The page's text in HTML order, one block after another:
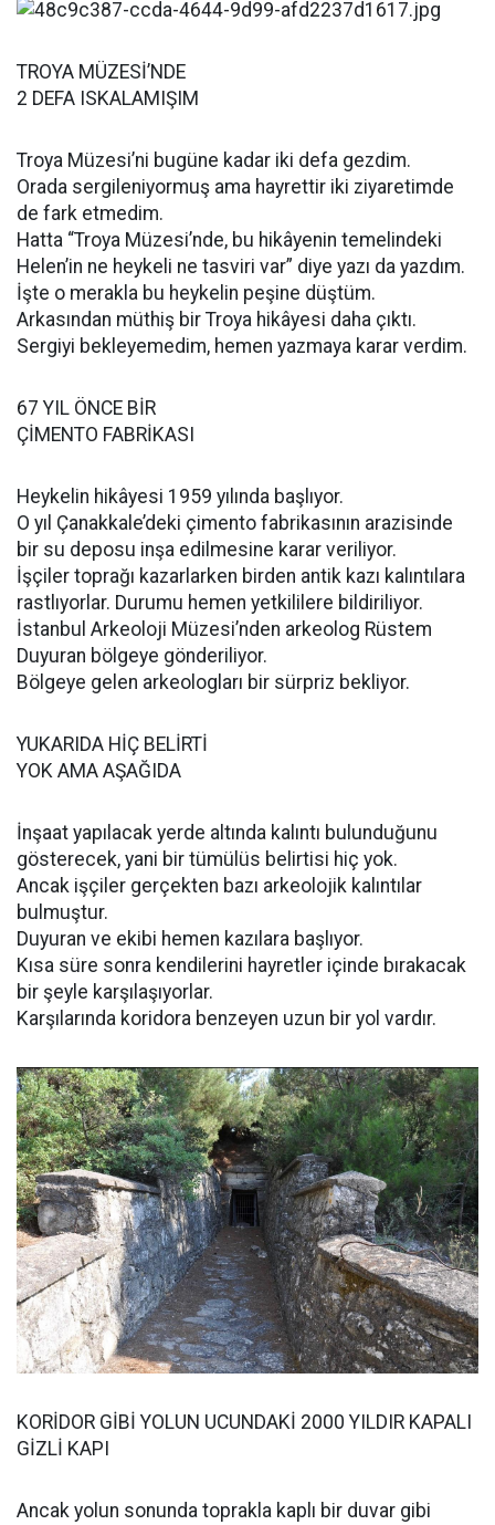
TROYA MÜZESİ’NDE
2 DEFA ISKALAMIŞIM
Troya Müzesi’ni bugüne kadar iki defa gezdim.
Orada sergileniyormuş ama hayrettir iki ziyaretimde
de fark etmedim.
Hatta “Troya Müzesi’nde, bu hikâyenin temelindeki
Helen’in ne heykeli ne tasviri var” diye yazı da yazdım.
İşte o merakla bu heykelin peşine düştüm.
Arkasından müthiş bir Troya hikâyesi daha çıktı.
Sergiyi bekleyemedim, hemen yazmaya karar verdim.
67 YIL ÖNCE BİR
ÇİMENTO FABRİKASI
Heykelin hikâyesi 1959 yılında başlıyor.
O yıl Çanakkale’deki çimento fabrikasının arazisinde
bir su deposu inşa edilmesine karar veriliyor.
İşçiler toprağı kazarlarken birden antik kazı kalıntılara
rastlıyorlar. Durumu hemen yetkililere bildiriliyor.
İstanbul Arkeoloji Müzesi’nden arkeolog Rüstem
Duyuran bölgeye gönderiliyor.
Bölgeye gelen arkeologları bir sürpriz bekliyor.
YUKARIDA HİÇ BELİRTİ
YOK AMA AŞAĞIDA
İnşaat yapılacak yerde altında kalıntı bulunduğunu
gösterecek, yani bir tümülüs belirtisi hiç yok.
Ancak işçiler gerçekten bazı arkeolojik kalıntılar
bulmuştur.
Duyuran ve ekibi hemen kazılara başlıyor.
Kısa süre sonra kendilerini hayretler içinde bırakacak
bir şeyle karşılaşıyorlar.
Karşılarında koridora benzeyen uzun bir yol vardır.
KORİDOR GİBİ YOLUN UCUNDAKİ 2000 YILDIR KAPALI
GİZLİ KAPI
Ancak yolun sonunda toprakla kaplı bir duvar gibi